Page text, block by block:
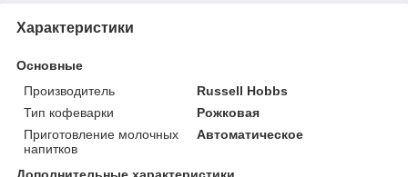
Характеристики
Основные
Производитель
Russell Hobbs
Тип кофеварки
Рожковая
Приготовление молочных
напитков
Автоматическое
Дополнительные характеристики